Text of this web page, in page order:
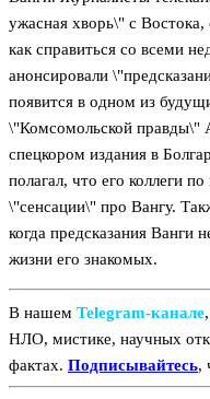
ужасная хворь\" с
как справиться со всеми
анонсировали
появится в одном из
\"Комсомольской правды\"
спецкором издания в
полагал, что его коллеги
\"сенсации\" про Вангу.
когда предсказания Ванги
жизни его знакомых.
В нашем Telegram‑канале
НЛО, мистике, научных
фактах. Подписывайтесь,